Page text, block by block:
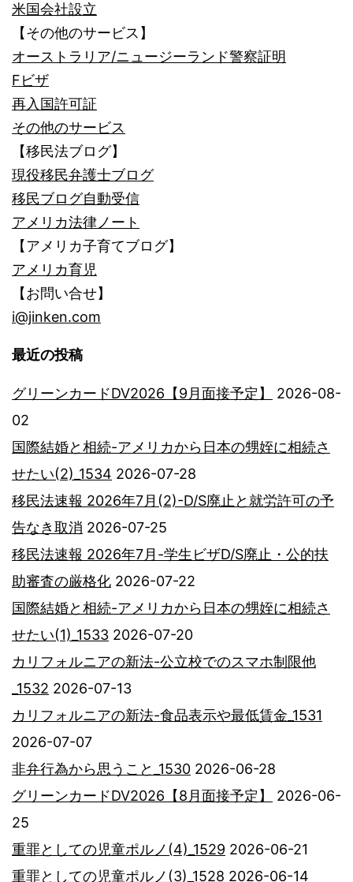
米国会社設立
【その他のサービス】
オーストラリア/ニュージーランド警察証明
Fビザ
再入国許可証
その他のサービス
【移民法ブログ】
現役移民弁護士ブログ
移民ブログ自動受信
アメリカ法律ノート
【アメリカ子育てブログ】
アメリカ育児
【お問い合せ】
i@jinken.com
最近の投稿
グリーンカードDV2026【9月面接予定】
2026-08-
02
国際結婚と相続-アメリカから日本の甥姪に相続さ
せたい(2)_1534 2026-07-28
移民法速報 2026年7月(2)-D/S廃止と就労許可の予
告なき取消 2026-07-25
移民法速報 2026年7月-学生ビザD/S廃止・公的扶
助審査の厳格化 2026-07-22
国際結婚と相続-アメリカから日本の甥姪に相続さ
せたい(1)_1533 2026-07-20
カリフォルニアの新法-公立校でのスマホ制限他
_1532 2026-07-13
カリフォルニアの新法-食品表示や最低賃金_1531
2026-07-07
非弁行為から思うこと_1530 2026-06-28
グリーンカードDV2026【8月面接予定】
2026-06-
25
重罪としての児童ポルノ(4)_1529 2026-06-21
重罪としての児童ポルノ(3)_1528 2026-06-14